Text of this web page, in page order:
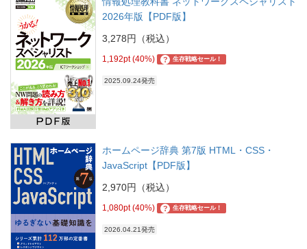
2026年版【PDF版】
3,278円（税込）
1,192pt (40%) ? 生存戦略セール！
2025.09.24発売
ホームページ辞典 第7版 HTML・CSS・
JavaScript【PDF版】
2,970円（税込）
1,080pt (40%) ? 生存戦略セール！
2026.04.21発売